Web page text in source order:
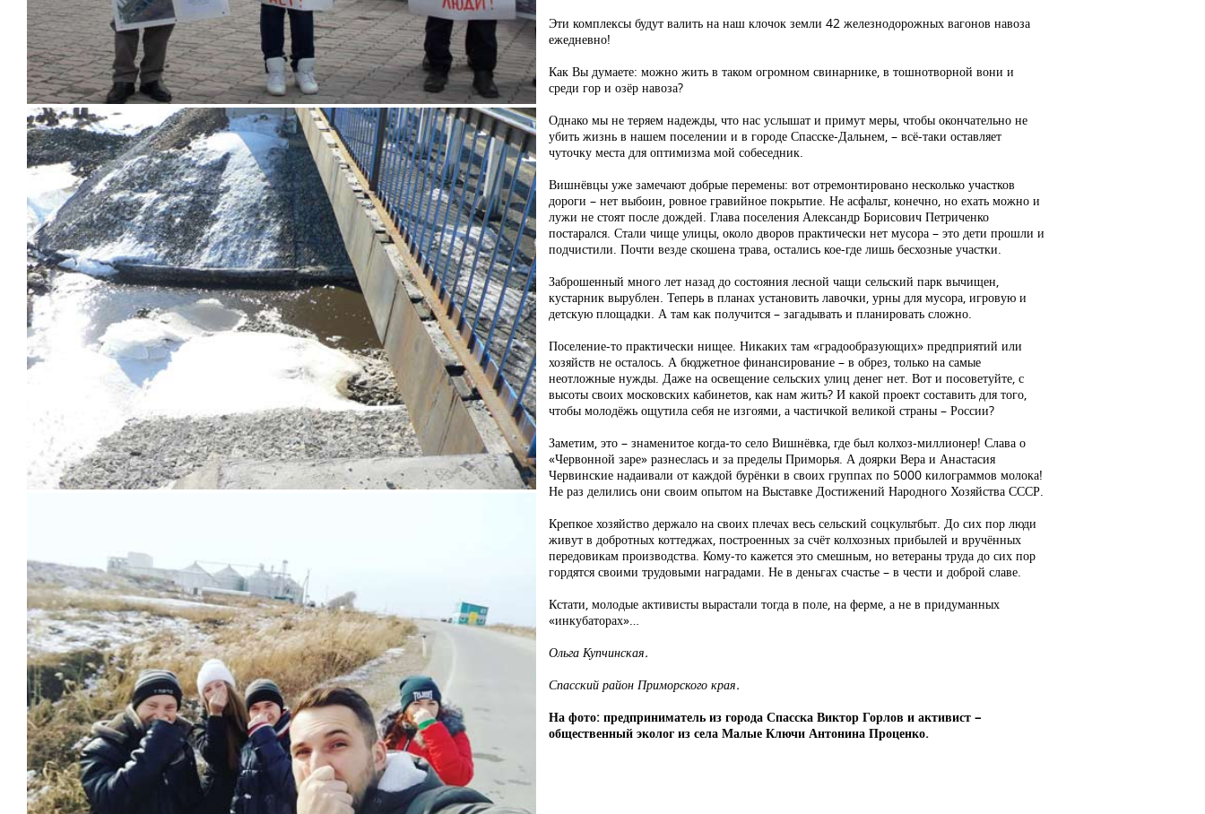
Эти комплексы будут валить на наш клочок земли 42 железнодорожных вагонов навоза
ежедневно!
Как Вы думаете: можно жить в таком огромном свинарнике, в тошнотворной вони и
среди гор и озёр навоза?
Однако мы не теряем надежды, что нас услышат и примут меры, чтобы окончательно не
убить жизнь в нашем поселении и в городе Спасске-Дальнем, – всё-таки оставляет
чуточку места для оптимизма мой собеседник.
Вишнёвцы уже замечают добрые перемены: вот отремонтировано несколько участков
дороги – нет выбоин, ровное гравийное покрытие. Не асфальт, конечно, но ехать можно и
лужи не стоят после дождей. Глава поселения Александр Борисович Петриченко
постарался. Стали чище улицы, около дворов практически нет мусора – это дети прошли и
подчистили. Почти везде скошена трава, остались кое-где лишь бесхозные участки.
Заброшенный много лет назад до состояния лесной чащи сельский парк вычищен,
кустарник вырублен. Теперь в планах установить лавочки, урны для мусора, игровую и
детскую площадки. А там как получится – загадывать и планировать сложно.
Поселение-то практически нищее. Никаких там «градообразующих» предприятий или
хозяйств не осталось. А бюджетное финансирование – в обрез, только на самые
неотложные нужды. Даже на освещение сельских улиц денег нет. Вот и посоветуйте, с
высоты своих московских кабинетов, как нам жить? И какой проект составить для того,
чтобы молодёжь ощутила себя не изгоями, а частичкой великой страны – России?
Заметим, это – знаменитое когда-то село Вишнёвка, где был колхоз-миллионер! Слава о
«Червонной заре» разнеслась и за пределы Приморья. А доярки Вера и Анастасия
Червинские надаивали от каждой бурёнки в своих группах по 5000 килограммов молока!
Не раз делились они своим опытом на Выставке Достижений Народного Хозяйства СССР.
Крепкое хозяйство держало на своих плечах весь сельский соцкультбыт. До сих пор люди
живут в добротных коттеджах, построенных за счёт колхозных прибылей и вручённых
передовикам производства. Кому-то кажется это смешным, но ветераны труда до сих пор
гордятся своими трудовыми наградами. Не в деньгах счастье – в чести и доброй славе.
Кстати, молодые активисты вырастали тогда в поле, на ферме, а не в придуманных
«инкубаторах»…
Ольга Купчинская.
Спасский район Приморского края.
На фото: предприниматель из города Спасска Виктор Горлов и активист –
общественный эколог из села Малые Ключи Антонина Проценко.